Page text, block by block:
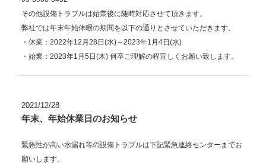
その他設備トラブルは始業後に随時対応させて頂きます。
弊社では年末年始休暇の期間を以下の通りとさせていただきます。
・休業：2022年12月28日(水)～2023年1月4日(水)
・始業：2023年1月5日(木) 何卒ご理解の程宜しくお願い致します。
2021/12/28
年末、年始休業日のお知らせ
緊急性が高い水漏れ等の設備トラブルは下記緊急連絡センターまでお
願いします。